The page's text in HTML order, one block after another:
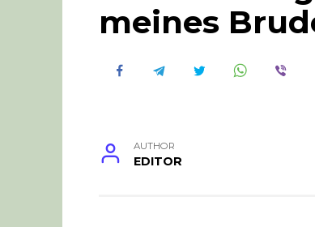
meines
AUTHOR
EDITOR